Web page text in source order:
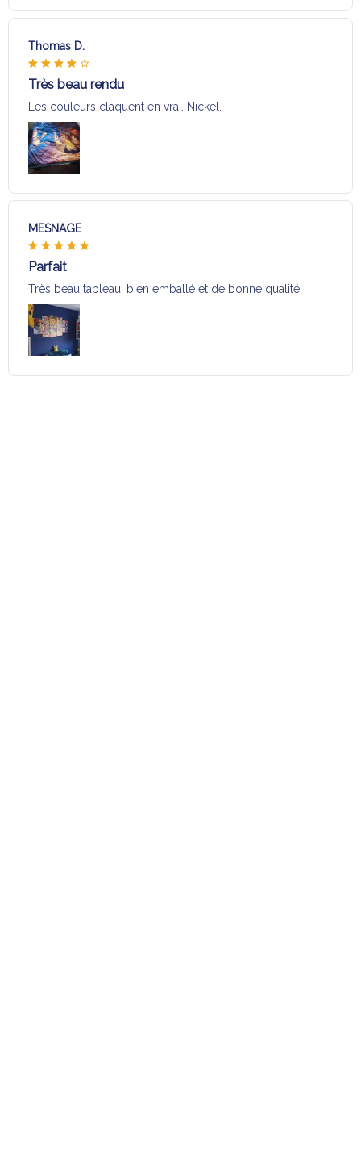
Thomas D.
Très beau rendu
Les couleurs claquent en vrai. Nickel.
MESNAGE
Parfait
Très beau tableau, bien emballé et de bonne qualité.